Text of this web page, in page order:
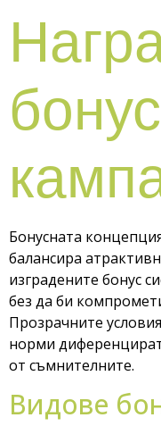
Бонусната
балансира
изградените бонус
без да би
Прозрачните
норми
от съмнителните.
Видове